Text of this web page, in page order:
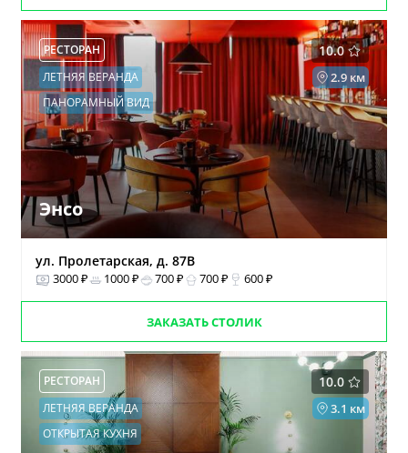
10.0
РЕСТОРАН
2.9 км
ЛЕТНЯЯ ВЕРАНДА
ПАНОРАМНЫЙ ВИД
Энсо
ул. Пролетарская, д. 87В
3000 ₽ 1000 ₽ 700 ₽ 700 ₽ 600 ₽
ЗАКАЗАТЬ СТОЛИК
10.0
РЕСТОРАН
3.1 км
ЛЕТНЯЯ ВЕРАНДА
ОТКРЫТАЯ КУХНЯ